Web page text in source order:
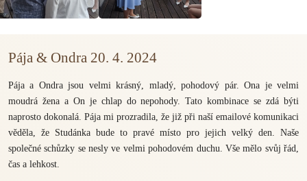
Pája & Ondra 20. 4. 2024
Pája a Ondra jsou velmi krásný, mladý, pohodový pár. Ona je velmi
moudrá žena a On je chlap do nepohody. Tato kombinace se zdá býti
naprosto dokonalá. Pája mi prozradila, že již při naší emailové komunikaci
věděla, že Studánka bude to pravé místo pro jejich velký den. Naše
společné schůzky se nesly ve velmi pohodovém duchu. Vše mělo svůj řád,
čas a lehkost.